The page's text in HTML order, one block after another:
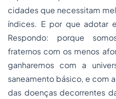
cidades que necessitam
índices. E por que adotar
Respondo: porque
fraternos com os menos
ganharemos com a
saneamento básico, e com
das doenças decorrentes